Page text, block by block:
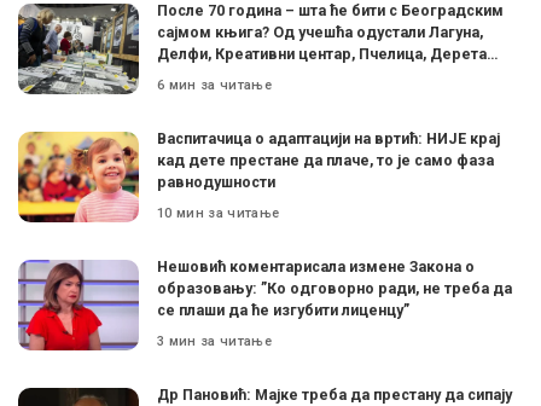
После 70 година – шта ће бити с Београдским
сајмом књига? Од учешћа одустали Лагуна,
Делфи, Креативни центар, Пчелица, Дерета…
6 мин за читање
Васпитачица о адаптацији на вртић: НИЈЕ крај
кад дете престане да плаче, то је само фаза
равнодушности
10 мин за читање
Нешовић коментарисала измене Закона о
образовању: ”Ко одговорно ради, не треба да
се плаши да ће изгубити лиценцу”
3 мин за читање
Др Пановић: Мајке треба да престану да сипају